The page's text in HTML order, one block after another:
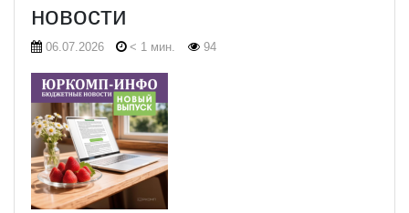
новости
06.07.2026 < 1 мин. 94